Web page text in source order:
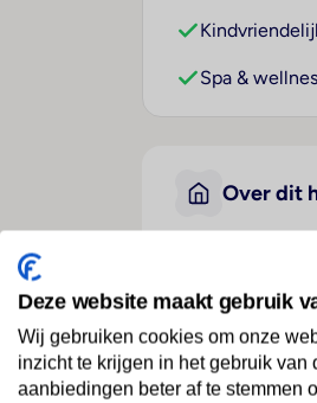
Spa &
Over dit
Mont
Marokko ·
Deze website maakt gebruik
Wij gebruiken cookies om onze
inzicht te krijgen in het gebruik van
aanbiedingen beter af te stemmen